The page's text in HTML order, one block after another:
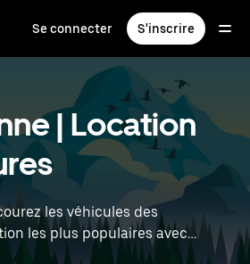
Se connecter S'inscrire
| Location
les véhicules des
les plus populaires avec
électriques aux berlines